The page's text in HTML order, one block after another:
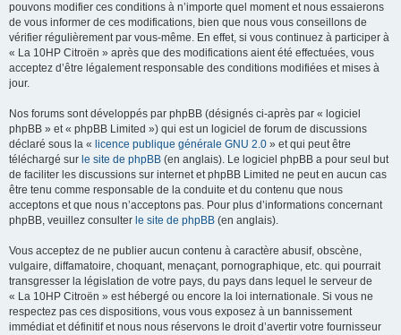
pouvons modifier ces conditions à n’importe quel moment et nous essaierons
de vous informer de ces modifications, bien que nous vous conseillons de
vérifier régulièrement par vous-même. En effet, si vous continuez à participer à
« La 10HP Citroën » après que des modifications aient été effectuées, vous
acceptez d’être légalement responsable des conditions modifiées et mises à
jour.
Nos forums sont développés par phpBB (désignés ci-après par « logiciel
phpBB » et « phpBB Limited ») qui est un logiciel de forum de discussions
déclaré sous la « licence publique générale GNU 2.0 » et qui peut être
téléchargé sur le site de phpBB (en anglais). Le logiciel phpBB a pour seul but
de faciliter les discussions sur internet et phpBB Limited ne peut en aucun cas
être tenu comme responsable de la conduite et du contenu que nous
acceptons et que nous n’acceptons pas. Pour plus d’informations concernant
phpBB, veuillez consulter le site de phpBB (en anglais).
Vous acceptez de ne publier aucun contenu à caractère abusif, obscène,
vulgaire, diffamatoire, choquant, menaçant, pornographique, etc. qui pourrait
transgresser la législation de votre pays, du pays dans lequel le serveur de
« La 10HP Citroën » est hébergé ou encore la loi internationale. Si vous ne
respectez pas ces dispositions, vous vous exposez à un bannissement
immédiat et définitif et nous nous réservons le droit d’avertir votre fournisseur